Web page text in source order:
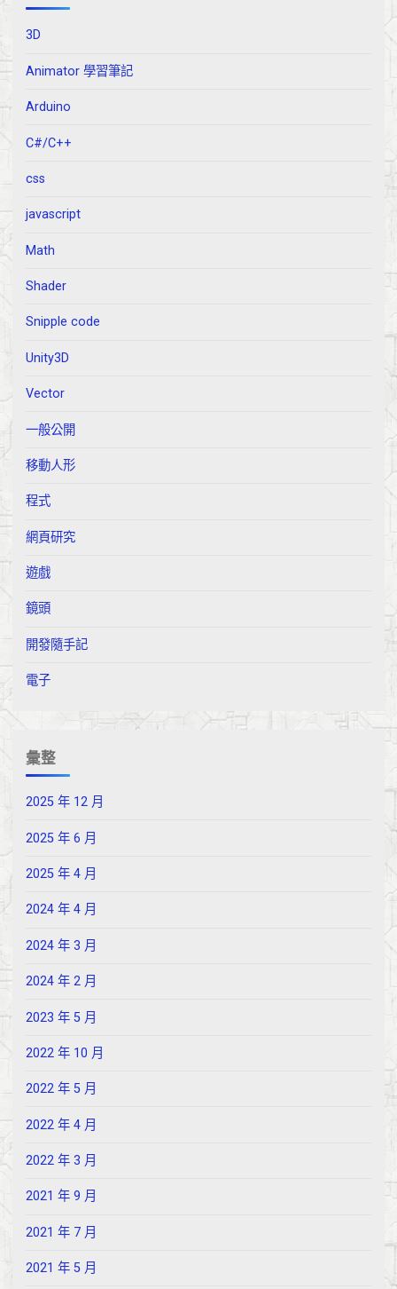
3D
Animator 學習筆記
Arduino
C#/C++
css
javascript
Math
Shader
Snipple code
Unity3D
Vector
一般公開
移動人形
程式
網頁研究
遊戲
鏡頭
開發隨手記
電子
彙整
2025 年 12 月
2025 年 6 月
2025 年 4 月
2024 年 4 月
2024 年 3 月
2024 年 2 月
2023 年 5 月
2022 年 10 月
2022 年 5 月
2022 年 4 月
2022 年 3 月
2021 年 9 月
2021 年 7 月
2021 年 5 月